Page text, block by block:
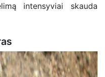
intensyviai skauda